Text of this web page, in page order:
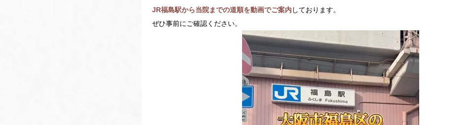
JR福島駅から当院までの道順を動画でご案内しております。
ぜひ事前にご確認ください。
動
画
プ
レ
ー
ヤ
ー